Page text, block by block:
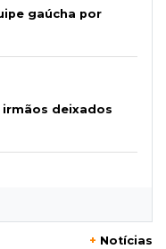
gaúcha por
irmãos deixados
+ Notícias